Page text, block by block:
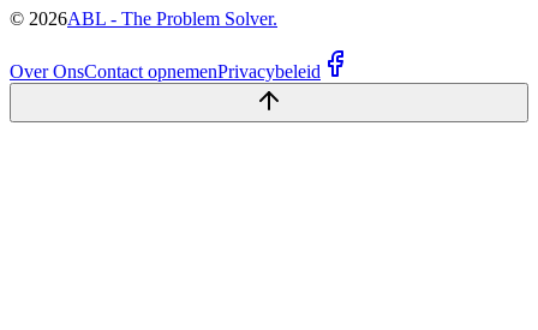
© 2026ABL - The Problem Solver.
Over OnsContact opnemenPrivacybeleid